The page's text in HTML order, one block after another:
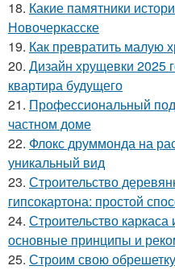
18. Какие памятники
Новочеркасске
19. Как превратить малую
20. Дизайн хрущевки 2025
квартира будущего
21. Профессиональный
частном доме
22. Флокс друммонда на
уникальный вид
23. Строительство
гипсокартона: простой
24. Строительство
основные принципы и
25. Строим свою